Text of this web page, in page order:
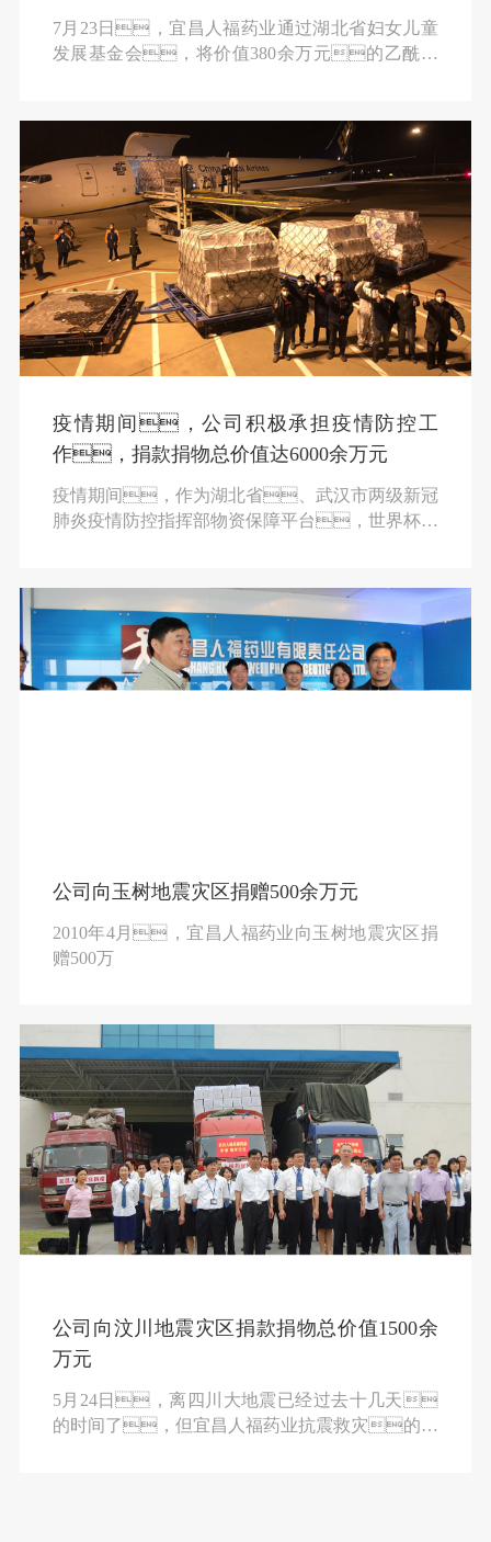
灾区
7月23日，宜昌人福药业通过湖北省妇女儿童
发展基金会，将价值380余万元的乙酰氨
急管理局豫东救灾捐助物资管理服务中心，由
当地统一分发到各地区急需药品的医疗机
构。
疫情期间，公司积极承担疫情防控工
作，捐款捐物总价值达6000余万元
疫情期间，作为湖北省、武汉市两级新冠
肺炎疫情防控指挥部物资保障平台，世界杯官
内所有二级及以上医院200多家，累计捐款捐
物总价值达4800余万元，为打赢疫情阻击战作
出了贡献。
公司向玉树地震灾区捐赠500余万元
2010年4月，宜昌人福药业向玉树地震灾区捐
赠500万
公司向汶川地震灾区捐款捐物总价值1500余
万元
5月24日，离四川大地震已经过去十几天
的时间了，但宜昌人福药业抗震救灾的热